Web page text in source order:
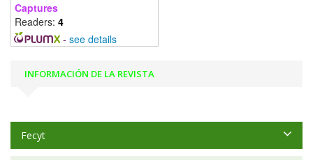
Captures
Readers: 4
- see details
INFORMACIÓN DE LA REVISTA
Fecyt